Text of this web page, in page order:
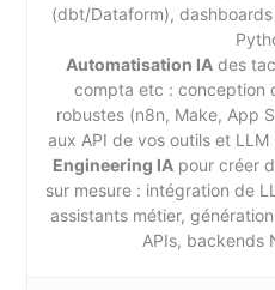
(dbt/Dataform),
Automatisation IAdes
compta etc : conception
robustes (n8n, Make, App
aux API de vos outils et
Engineering IA pour créer
sur mesure : intégration de
assistants métier,
APIs, backends